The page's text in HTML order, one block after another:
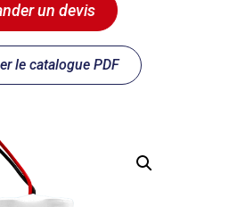
un devis
le catalogue PDF